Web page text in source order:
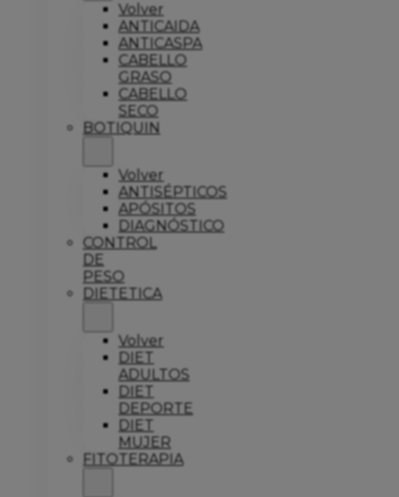
Volver
ANTICAIDA
ANTICASPA
CABELLO
GRASO
CABELLO
SECO
BOTIQUIN
Volver
ANTISÉPTICOS
APÓSITOS
DIAGNÓSTICO
CONTROL
DE
PESO
DIETETICA
Volver
DIET
ADULTOS
DIET
DEPORTE
DIET
MUJER
FITOTERAPIA